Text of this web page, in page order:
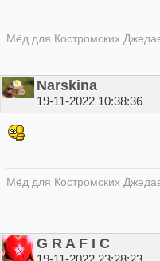
Мёд для Костромских
Narskina
19-11-2022 10:38:36
Мёд для Костромских
G R A F I C